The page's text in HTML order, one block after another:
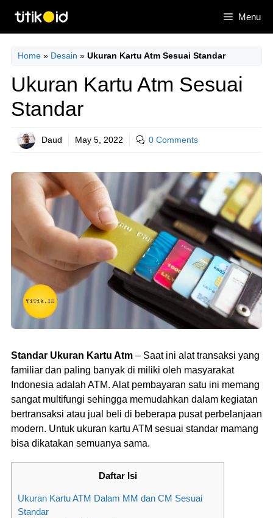
content
Menu
Home » Desain » Ukuran Kartu Atm Sesuai Standar
Ukuran Kartu Atm Sesuai
Standar
Daud May 5, 2022 0 Comments
Standar Ukuran Kartu Atm – Saat ini alat transaksi yang
familiar dan paling banyak di miliki oleh masyarakat
Indonesia adalah ATM. Alat pembayaran satu ini memang
sangat multifungi sehingga memudahkan dalam kegiatan
bertransaksi atau jual beli di beberapa pusat perbelanjaan
modern. Untuk ukuran kartu ATM sesuai standar mamang
bisa dikatakan semuanya sama.
Daftar Isi
Ukuran Kartu ATM Dalam MM dan CM Sesuai
Standar